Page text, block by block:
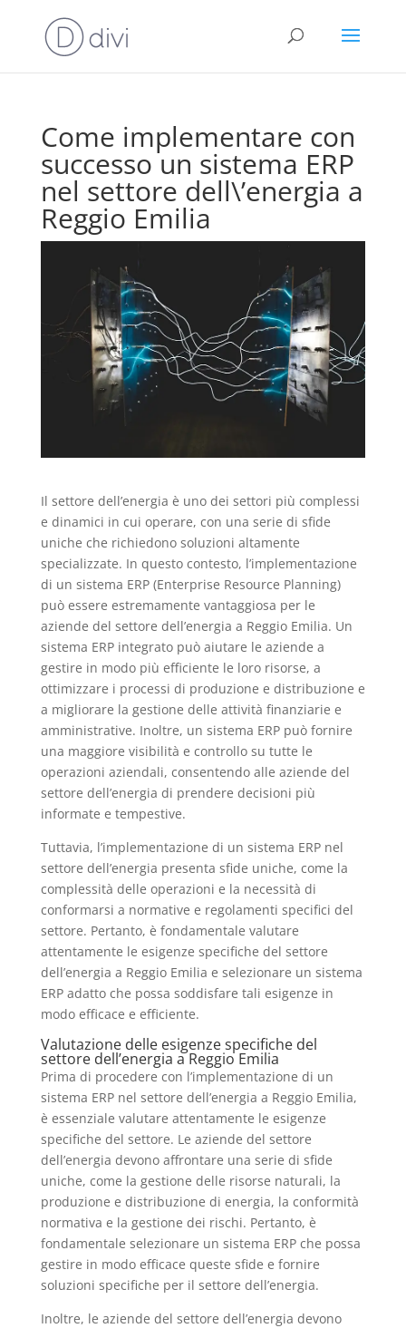
Come implementare con
successo un sistema ERP
nel settore dell\’energia a
Reggio Emilia
Il settore dell’energia è uno dei settori più complessi
e dinamici in cui operare, con una serie di sfide
uniche che richiedono soluzioni altamente
specializzate. In questo contesto, l’implementazione
di un sistema ERP (Enterprise Resource Planning)
può essere estremamente vantaggiosa per le
aziende del settore dell’energia a Reggio Emilia. Un
sistema ERP integrato può aiutare le aziende a
gestire in modo più efficiente le loro risorse, a
ottimizzare i processi di produzione e distribuzione e
a migliorare la gestione delle attività finanziarie e
amministrative. Inoltre, un sistema ERP può fornire
una maggiore visibilità e controllo su tutte le
operazioni aziendali, consentendo alle aziende del
settore dell’energia di prendere decisioni più
informate e tempestive.
Tuttavia, l’implementazione di un sistema ERP nel
settore dell’energia presenta sfide uniche, come la
complessità delle operazioni e la necessità di
conformarsi a normative e regolamenti specifici del
settore. Pertanto, è fondamentale valutare
attentamente le esigenze specifiche del settore
dell’energia a Reggio Emilia e selezionare un sistema
ERP adatto che possa soddisfare tali esigenze in
modo efficace e efficiente.
Valutazione delle esigenze specifiche del
settore dell’energia a Reggio Emilia
Prima di procedere con l’implementazione di un
sistema ERP nel settore dell’energia a Reggio Emilia,
è essenziale valutare attentamente le esigenze
specifiche del settore. Le aziende del settore
dell’energia devono affrontare una serie di sfide
uniche, come la gestione delle risorse naturali, la
produzione e distribuzione di energia, la conformità
normativa e la gestione dei rischi. Pertanto, è
fondamentale selezionare un sistema ERP che possa
gestire in modo efficace queste sfide e fornire
soluzioni specifiche per il settore dell’energia.
Inoltre, le aziende del settore dell’energia devono